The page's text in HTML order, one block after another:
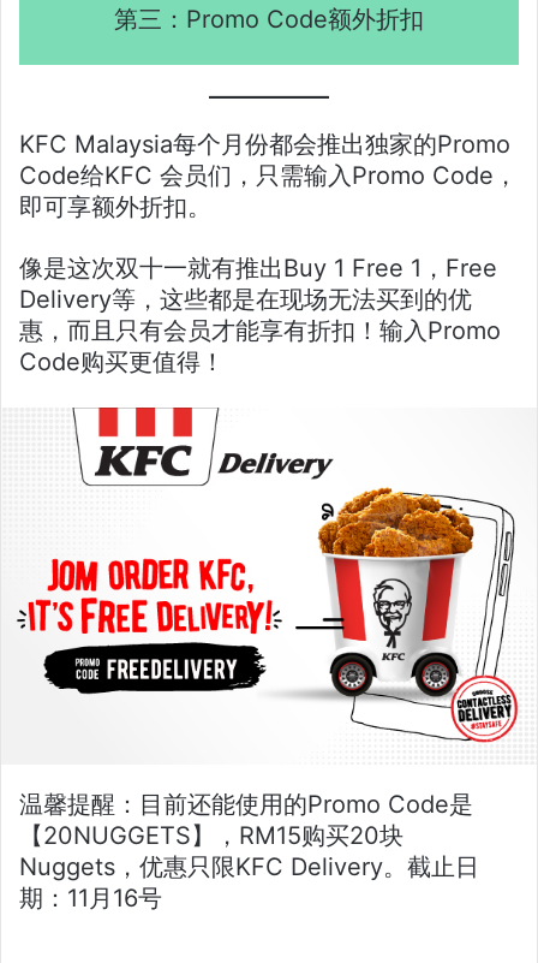
第三：Promo Code额外折扣
KFC Malaysia每个月份都会推出独家的Promo
Code给KFC 会员们，只需输入Promo Code，
即可享额外折扣。
像是这次双十一就有推出Buy 1 Free 1，Free
Delivery等，这些都是在现场无法买到的优
惠，而且只有会员才能享有折扣！输入Promo
Code购买更值得！
温馨提醒：目前还能使用的Promo Code是
【20NUGGETS】，RM15购买20块
Nuggets，优惠只限KFC Delivery。截止日
期：11月16号